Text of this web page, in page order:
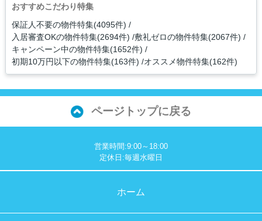
おすすめこだわり特集
保証人不要の物件特集(4095件)
入居審査OKの物件特集(2694件) 敷礼ゼロの物件特集(2067件)
キャンペーン中の物件特集(1652件)
初期10万円以下の物件特集(163件) オススメ物件特集(162件)
ページトップに戻る
営業時間:9:00～18:00
定休日:毎週水曜日
ホーム